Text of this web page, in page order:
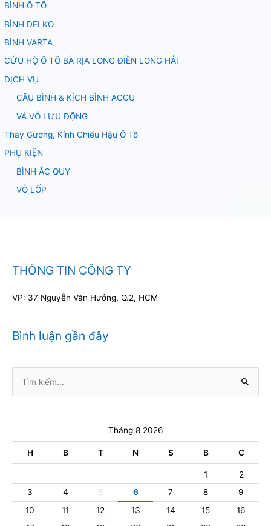
BÌNH Ô TÔ
BÌNH DELKO
BÌNH VARTA
CỨU HỘ Ô TÔ BÀ RỊA LONG ĐIỀN LONG HẢI
DỊCH VỤ
CÂU BÌNH & KÍCH BÌNH ACCU
VÁ VỎ LƯU ĐỘNG
Thay Gương, Kính Chiếu Hậu Ô Tô
PHỤ KIỆN
BÌNH ẮC QUY
VỎ LỐP
THÔNG TIN CÔNG TY
VP: 37 Nguyễn Văn Hưởng, Q.2, HCM
Bình luận gần đây
kiếm:
Tháng 8 2026
H B T N S B C
1
2
3
4 5 6 7 8
9
10
11 12 13 14 15
16